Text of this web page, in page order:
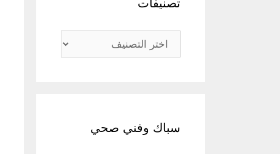
تصنيفات
تصنيفات
سباك وفني صحي